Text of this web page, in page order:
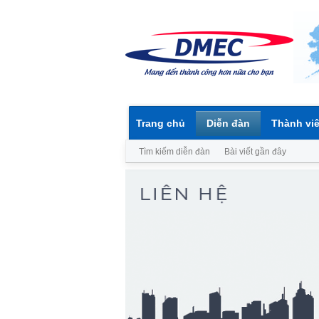
Trang chủ Diễn đàn
Tìm kiếm diễn đàn Bài viết gần đây
Thành